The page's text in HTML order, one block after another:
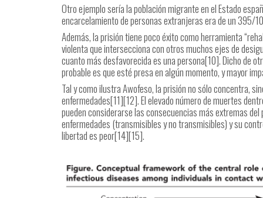
Otro ejemplo sería la población migrante en el Estado
encarcelamiento de personas extranjeras era de un 395/
Además, la prisión tiene poco éxito como herramienta
violenta que intersecciona con otros muchos ejes de
cuanto más desfavorecida es una persona[10]. Dicho de
probable es que esté presa en algún momento, y mayor
Tal y como ilustra Awofeso, la prisión no sólo concentra,
enfermedades[11][12]. El elevado número de muertes
pueden considerarse las consecuencias más extremas
enfermedades (transmisibles y no transmisibles) y su
libertad es peor[14][15].